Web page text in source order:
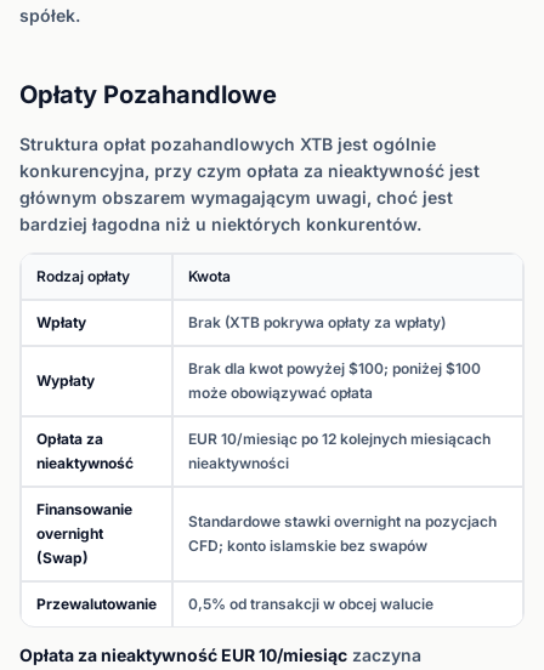
spółek.
Opłaty Pozahandlowe
Struktura opłat pozahandlowych XTB jest ogólnie
konkurencyjna, przy czym opłata za nieaktywność jest
głównym obszarem wymagającym uwagi, choć jest
bardziej łagodna niż u niektórych konkurentów.
Rodzaj opłaty Kwota
Wpłaty Brak (XTB pokrywa opłaty za wpłaty)
Wypłaty
Brak dla kwot powyżej $100; poniżej $100
może obowiązywać opłata
Opłata za
nieaktywność
EUR 10/miesiąc po 12 kolejnych miesiącach
nieaktywności
Finansowanie
overnight
(Swap)
Standardowe stawki overnight na pozycjach
CFD; konto islamskie bez swapów
Przewalutowanie 0,5% od transakcji w obcej walucie
Opłata za nieaktywność EUR 10/miesiąc zaczyna